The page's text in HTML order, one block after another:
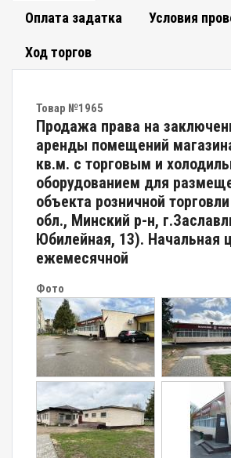
Оплата задатка Условия
Ход торгов
Товар №1965
Продажа права на
аренды помещений
кв.м. с торговым и
оборудованием для
объекта розничной
обл., Минский р-н,
Юбилейная, 13). Начальная
ежемесячной
Фото